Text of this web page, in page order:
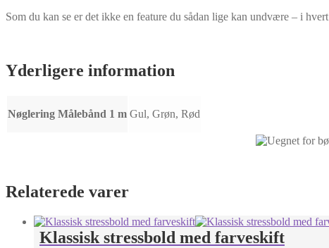
Som du kan se er det ikke en feature du sådan lige kan undvære – i
Yderligere information
Nøglering Målebånd 1 m Gul, Grøn, Rød
Relaterede varer
Klassisk stressbold med farveskift